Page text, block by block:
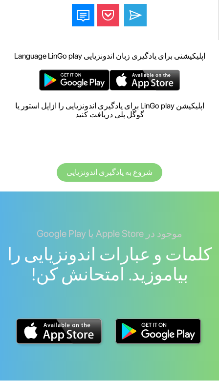
اپلیکیشنی برای یادگیری زبان اندونزیایی Language LinGo play
اپلیکیشن LinGo play برای یادگیری اندونزیایی را ازاپل استور یا
گوگل پلی دریافت کنید
شروع به یادگیری اندونزیایی
موجود در Apple Store یا Google Play
کلمات و عبارات اندونزیایی را
بیاموزید. امتحانش کن!